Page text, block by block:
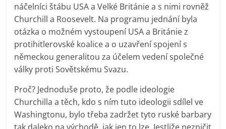
náčelníci štábu USA a Velké Británie a s nimi rovněž
Churchill a Roosevelt. Na programu jednání byla
otázka o možném vystoupení USA a Británie z
protihitlerovské koalice a o uzavření spojení s
německou generalitou za účelem vedení společné
války proti Sovětskému Svazu.
Proč? Jednoduše proto, že podle ideologie
Churchilla a těch, kdo s ním tuto ideologii sdílel ve
Washingtonu, bylo třeba zadržet tyto ruské barbary